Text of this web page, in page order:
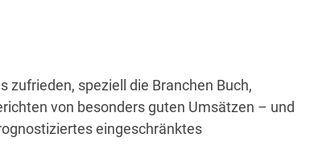
zufrieden, speziell die Branchen Buch,
von besonders guten Umsätzen – und
eingeschränktes